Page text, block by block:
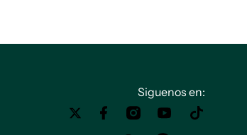
Siguenos en: